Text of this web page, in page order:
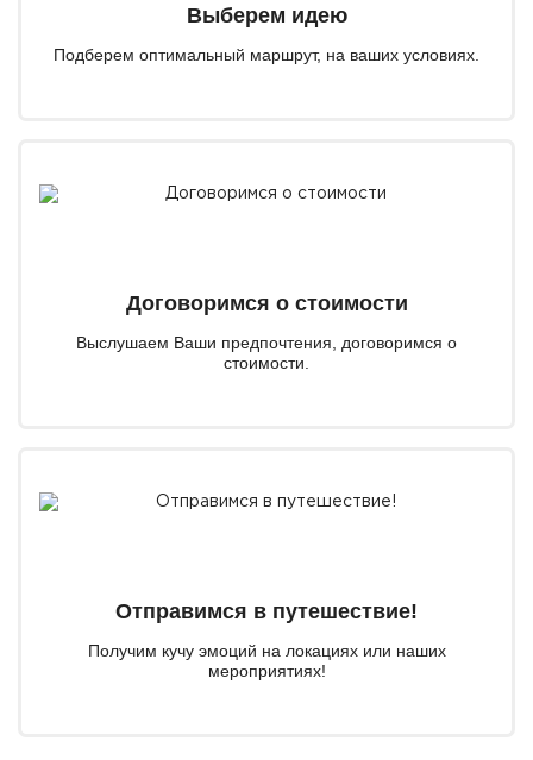
Выберем идею
Подберем оптимальный маршрут, на ваших условиях.
Договоримся о стоимости
Выслушаем Ваши предпочтения, договоримся о
стоимости.
Отправимся в путешествие!
Получим кучу эмоций на локациях или наших
мероприятиях!